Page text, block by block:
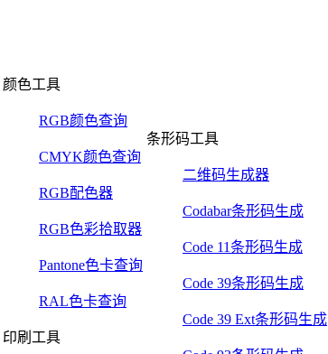
颜色工具
RGB颜色查询
CMYK颜色查询
RGB配色器
RGB色彩拾取器
Pantone色卡查询
RAL色卡查询
印刷工具
条形码工具
二维码生成器
Codabar条形码生成
Code 11条形码生成
Code 39条形码生成
Code 39 Ext条形码生成